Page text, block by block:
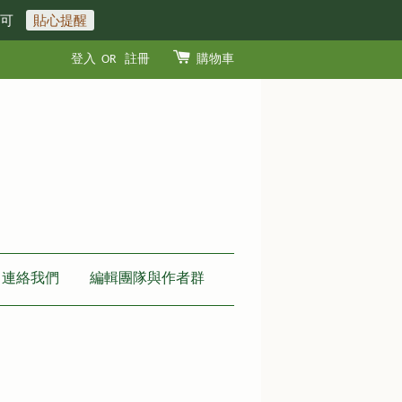
貼心提醒
登入 OR 註冊 購物車
連絡我們 編輯團隊與作者群